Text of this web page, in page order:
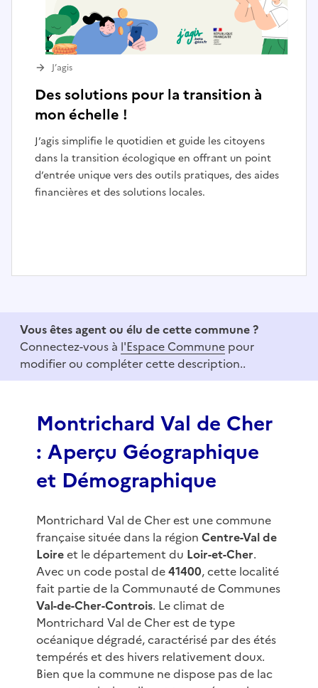
Des solutions pour la transition à
mon échelle !
J’agis simplifie le quotidien et guide les citoyens
dans la transition écologique en offrant un point
d’entrée unique vers des outils pratiques, des aides
financières et des solutions locales.
J’agis
f
Vous êtes agent ou élu de cette commune ?
Connectez-vous à l'Espace Commune pour
modifier ou compléter cette description..
Montrichard Val de Cher
: Aperçu Géographique
et Démographique
Montrichard Val de Cher est une commune
française située dans la région Centre-Val de
Loireet le département du Loir-et-Cher.
Avec un code postal de41400, cette localité
fait partie de la Communauté de Communes
Val-de-Cher-Controis. Le climat de
Montrichard Val de Cher est de type
océanique dégradé, caractérisé par des étés
tempérés et des hivers relativement doux.
Bien que la commune ne dispose pas de lac